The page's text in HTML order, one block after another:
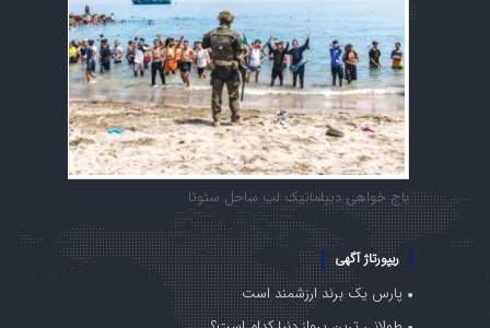
باج خواهی دیپلماتیک لب ساحل سئوتا
ریپورتاژ آگهی
پارس یک برند ارزشمند است